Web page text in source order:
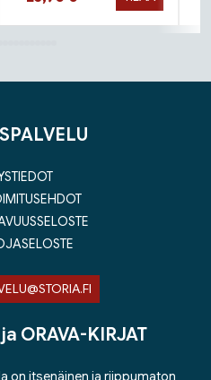
ORAVA-KIRJAT
on itsenäinen ja riippumaton